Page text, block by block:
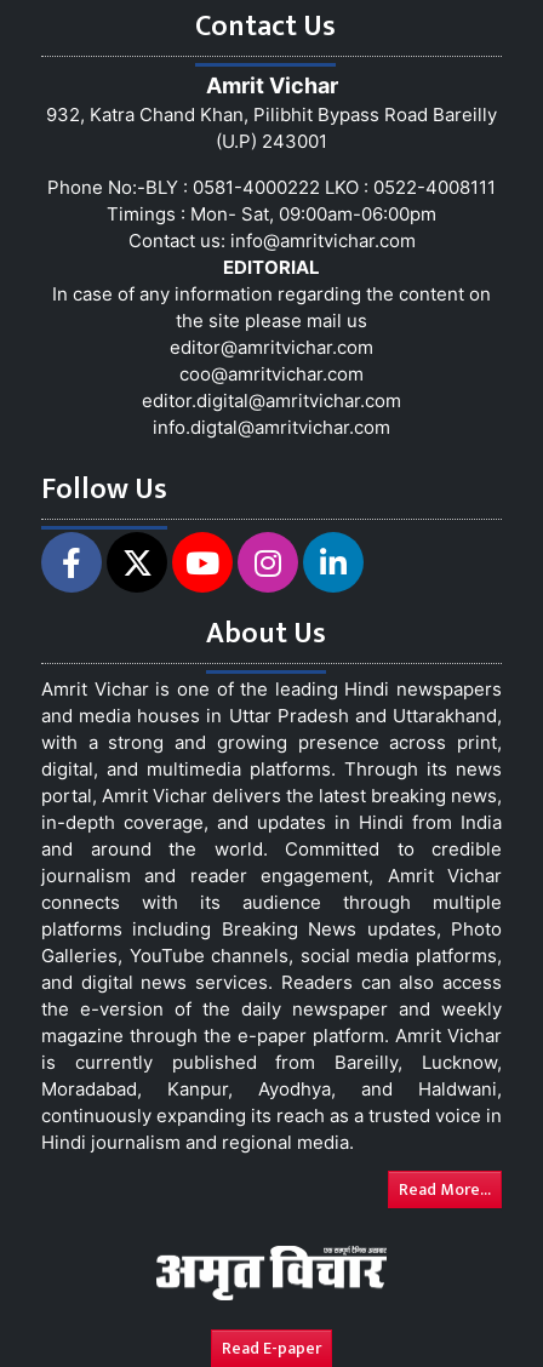
Contact Us
Amrit Vichar
932, Katra Chand Khan, Pilibhit Bypass Road Bareilly
(U.P) 243001
Phone No:-BLY : 0581-4000222 LKO : 0522-4008111
Timings : Mon- Sat, 09:00am-06:00pm
Contact us: info@amritvichar.com
EDITORIAL
In case of any information regarding the content on
the site please mail us
editor@amritvichar.com
coo@amritvichar.com
editor.digital@amritvichar.com
info.digtal@amritvichar.com
Follow Us
About Us
Amrit Vichar is one of the leading Hindi newspapers
and media houses in Uttar Pradesh and Uttarakhand,
with a strong and growing presence across print,
digital, and multimedia platforms. Through its news
portal, Amrit Vichar delivers the latest breaking news,
in-depth coverage, and updates in Hindi from India
and around the world. Committed to credible
journalism and reader engagement, Amrit Vichar
connects with its audience through multiple
platforms including Breaking News updates, Photo
Galleries, YouTube channels, social media platforms,
and digital news services. Readers can also access
the e-version of the daily newspaper and weekly
magazine through the e-paper platform. Amrit Vichar
is currently published from Bareilly, Lucknow,
Moradabad, Kanpur, Ayodhya, and Haldwani,
continuously expanding its reach as a trusted voice in
Hindi journalism and regional media.
Read More...
Read E-paper